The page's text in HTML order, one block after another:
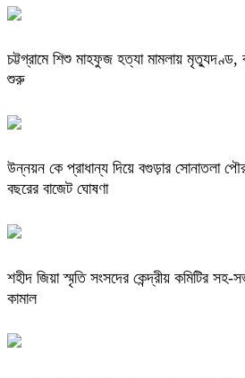
চট্টগ্রামে শিশু মাহফুজ হত্যা মামলায় মৃত্যুদণ্ড,
শুরু
উন্নয়ন কে প্রাধান্য দিয়ে বগুড়ার সোনাতলা
বছরের বাজেট ঘোষণা
শহীদ জিয়া স্মৃতি সংসদের কেন্দ্রীয় কমিটির সহ-
কামাল